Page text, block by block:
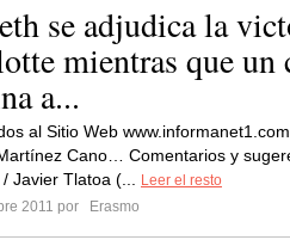
se adjudica la
mientras que un
a...
al Sitio Web
Cano… Comentarios y
Javier Tlatoa (...
Leer el resto
2011 por
Erasmo